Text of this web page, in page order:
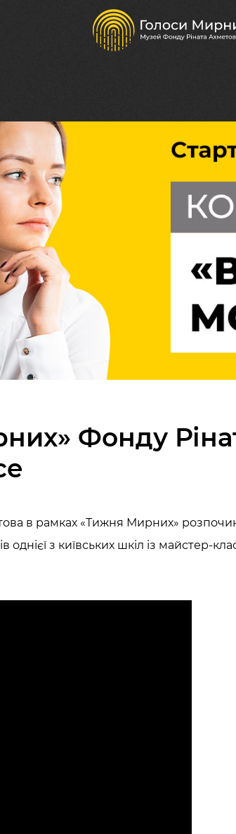
Фонду
в рамках «Тижня Мирних»
з київських шкіл із майстер-